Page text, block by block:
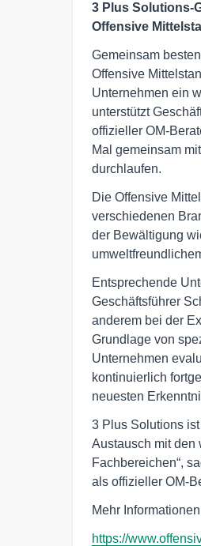
3 Plus Solutions-
Offensive
Gemeinsam
Offensive
Unternehmen ein
unterstützt
offizieller OM-
Mal gemeinsam
durchlaufen.
Die Offensive
verschiedenen
der Bewältigung
Entsprechende
Geschäftsführer
anderem bei der
Grundlage von
Unternehmen
kontinuierlich
neuesten
3 Plus Solutions
Austausch mit den
Fachbereichen“,
als offizieller OM-
Mehr
https://